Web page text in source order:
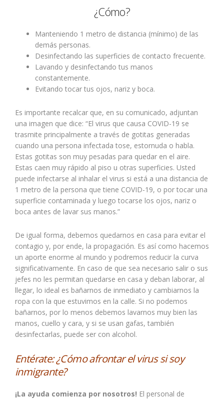
¿Cómo?
Manteniendo 1 metro de distancia (mínimo) de las
demás personas.
Desinfectando las superficies de contacto frecuente.
Lavando y desinfectando tus manos
constantemente.
Evitando tocar tus ojos, nariz y boca.
Es importante recalcar que, en su comunicado, adjuntan
una imagen que dice: “El virus que causa COVID-19 se
trasmite principalmente a través de gotitas generadas
cuando una persona infectada tose, estornuda o habla.
Estas gotitas son muy pesadas para quedar en el aire.
Estas caen muy rápido al piso u otras superficies. Usted
puede infectarse al inhalar el virus si está a una distancia de
1 metro de la persona que tiene COVID-19, o por tocar una
superficie contaminada y luego tocarse los ojos, nariz o
boca antes de lavar sus manos.”
De igual forma, debemos quedarnos en casa para evitar el
contagio y, por ende, la propagación. Es así como hacemos
un aporte enorme al mundo y podremos reducir la curva
significativamente. En caso de que sea necesario salir o sus
jefes no les permitan quedarse en casa y deban laborar, al
llegar, lo ideal es bañarnos de inmediato y cambiarnos la
ropa con la que estuvimos en la calle. Si no podemos
bañarnos, por lo menos debemos lavarnos muy bien las
manos, cuello y cara, y si se usan gafas, también
desinfectarlas, puede ser con alcohol.
Entérate:¿Cómo afrontar el virus si soy
inmigrante?
¡La ayuda comienza por nosotros! El personal de